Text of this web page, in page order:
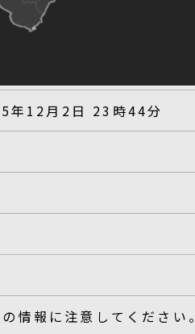
年12月2日 23時44分
情報に注意してください。